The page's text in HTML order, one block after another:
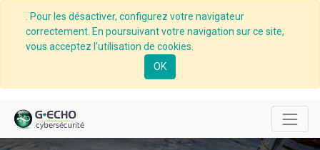
. Pour les désactiver, configurez votre navigateur
correctement. En poursuivant votre navigation sur ce site,
vous acceptez l’utilisation de cookies.
OK